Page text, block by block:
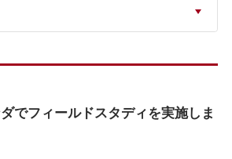
でフィールドスタディを実施しま